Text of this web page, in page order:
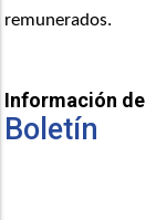
remunerados.
Información de
Boletín